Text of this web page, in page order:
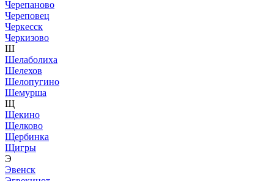
Черепаново
Череповец
Черкесск
Черкизово
Ш
Шелаболиха
Шелехов
Шелопугино
Шемурша
Щ
Щекино
Щелково
Щербинка
Щигры
Э
Эвенск